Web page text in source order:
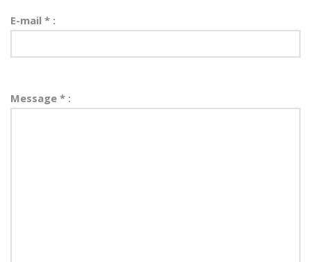
E-mail * :
Message * :